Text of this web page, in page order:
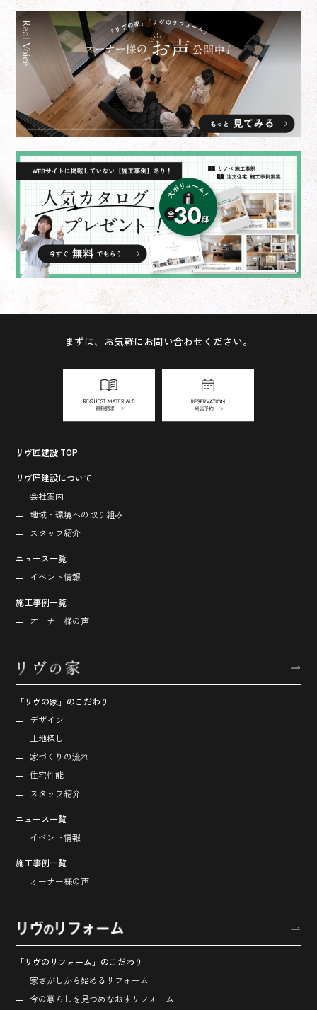
まずは、お気軽にお問い合わせください。
リヴ匠建設 TOP
リヴ匠建設について
会社案内
地域・環境への取り組み
スタッフ紹介
ニュース一覧
イベント情報
施工事例一覧
オーナー様の声
「リヴの家」のこだわり
デザイン
土地探し
家づくりの流れ
住宅性能
スタッフ紹介
ニュース一覧
イベント情報
施工事例一覧
オーナー様の声
「リヴのリフォーム」のこだわり
家さがしから始める リフォーム
今の暮らしを見つめなおす リフォーム